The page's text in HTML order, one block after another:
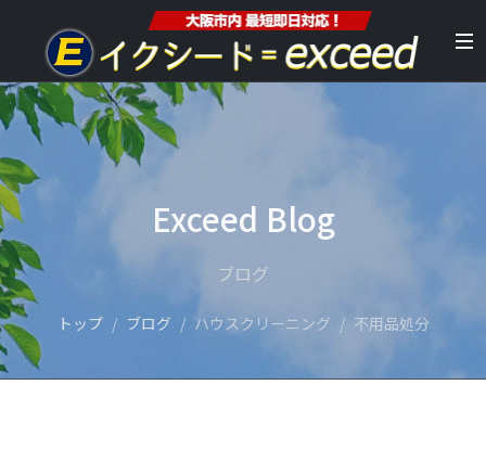
Exceed Blog
ブログ
トップ ブログ ハウスクリーニング 不用品処分